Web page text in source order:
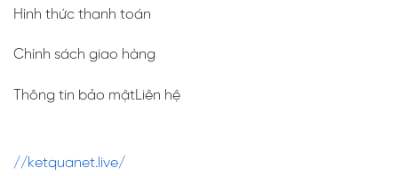
Hình thức thanh toán
Chính sách giao hàng
Thông tin bảo mậtLiên hệ
//ketquanet.live/